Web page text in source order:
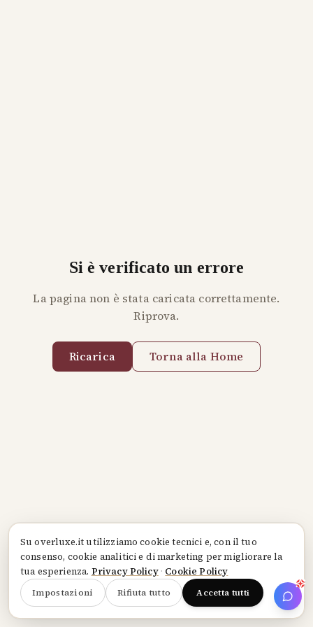
Suoverluxe.itutilizziamo cookie tecnici e, con il tuo
consenso, cookie analitici e di marketing per migliorare la
tua esperienza. Privacy Policy· Cookie Policy
Impostazioni Rifiuta tutto Accetta tutti
Si è verificato un errore
La pagina non è stata caricata correttamente.
Riprova.
Ricarica Torna alla Home